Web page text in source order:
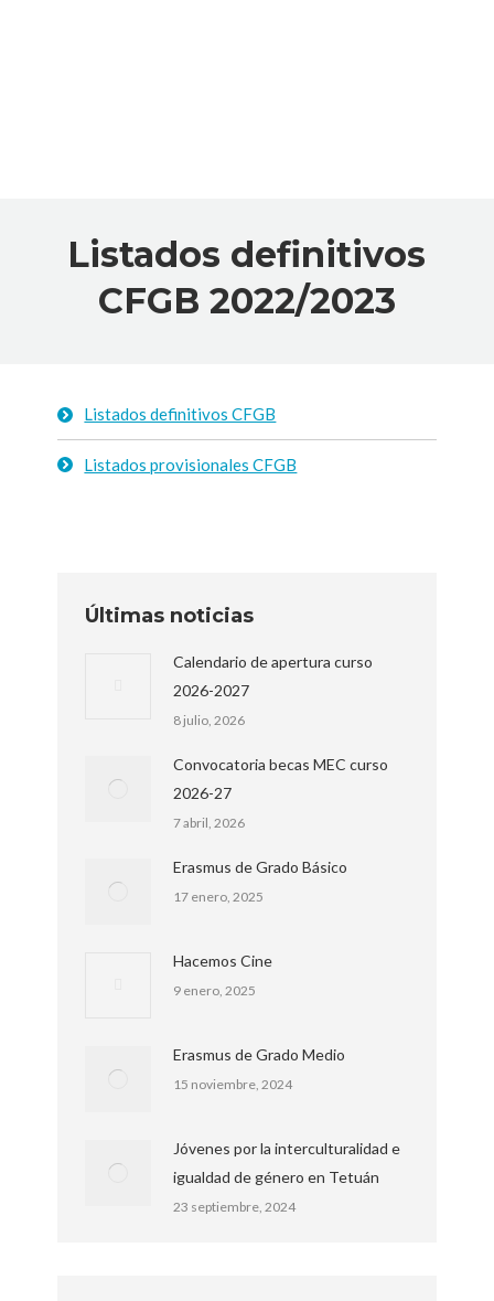
Listados definitivos
CFGB 2022/2023
Listados definitivos CFGB
Listados provisionales CFGB
Últimas noticias
Calendario de apertura curso
2026-2027
8 julio, 2026
Convocatoria becas MEC curso
2026-27
7 abril, 2026
Erasmus de Grado Básico
17 enero, 2025
Hacemos Cine
9 enero, 2025
Erasmus de Grado Medio
15 noviembre, 2024
Jóvenes por la interculturalidad e
igualdad de género en Tetuán
23 septiembre, 2024